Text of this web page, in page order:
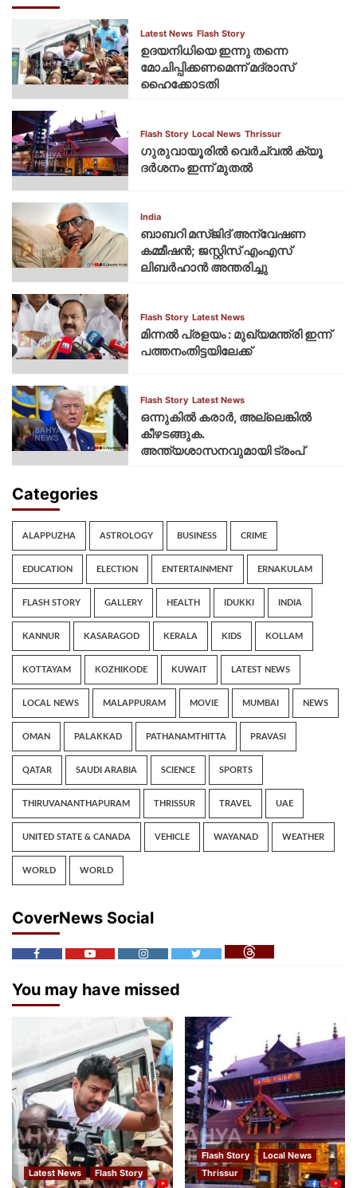
Latest News Flash Story
ഉദയനിധിയെ ഇന്നു തന്നെ
മോചിപ്പിക്കണമെന്ന് മദ്രാസ്
ഹൈക്കോടതി
Flash Story Local News Thrissur
ഗുരുവായൂരില്‍ വെര്‍ച്വല്‍ ക്യൂ
ദര്‍ശനം ഇന്ന് മുതല്‍
India
ബാബറി മസ്ജിദ് അന്വേഷണ
കമ്മീഷന്‍; ജസ്റ്റിസ് എംഎസ്
ലിബര്‍ഹാന്‍ അന്തരിച്ചു
Flash Story Latest News
മിന്നല്‍ പ്രളയം : മുഖ്യമന്ത്രി ഇന്ന്
പത്തനംതിട്ടയിലേക്ക്
Flash Story Latest News
ഒന്നുകില്‍ കരാര്‍, അല്ലെങ്കില്‍
കീഴടങ്ങുക.
അന്ത്യശാസനവുമായി ട്രംപ്
Categories
ALAPPUZHA ASTROLOGY BUSINESS CRIME
EDUCATION ELECTION ENTERTAINMENT ERNAKULAM
FLASH STORY GALLERY HEALTH IDUKKI INDIA
KANNUR KASARAGOD KERALA KIDS KOLLAM
KOTTAYAM KOZHIKODE KUWAIT LATEST NEWS
LOCAL NEWS MALAPPURAM MOVIE MUMBAI NEWS
OMAN PALAKKAD PATHANAMTHITTA PRAVASI
QATAR SAUDI ARABIA SCIENCE SPORTS
THIRUVANANTHAPURAM THRISSUR TRAVEL UAE
UNITED STATE & CANADA VEHICLE WAYANAD WEATHER
WORLD WORLD
CoverNews Social
You may have missed
Latest News Flash Story
Flash Story
Local News
Thrissur